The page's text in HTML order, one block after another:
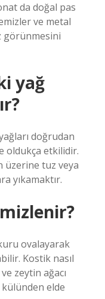
da doğal pas
ve metal
görünmesini
yağ
doğrudan
oldukça etkilidir.
üzerine tuz veya
yıkamaktır.
ovalayarak
Kostik nasıl
zeytin ağacı
elde